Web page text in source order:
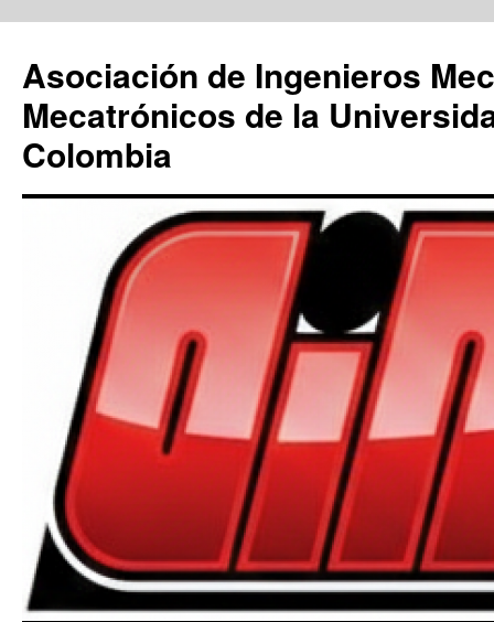
contenido
Asociación de Ingenieros
Mecatrónicos de la
Colombia